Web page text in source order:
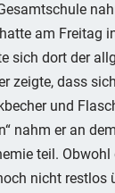
am Freitag
sich dort der
zeigte, dass
und
nahm er an
teil.
nicht restlos